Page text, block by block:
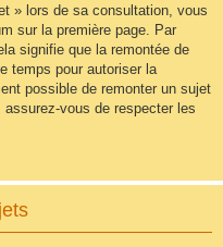
» lors de sa consultation, vous
sur la première page. Par
signifie que la remontée de
temps pour autoriser la
possible de remonter un sujet
vous de respecter les